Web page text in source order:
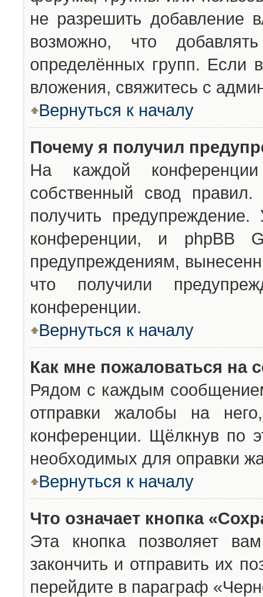
не разрешить добавление
возможно, что
определённых групп. Если
вложения, свяжитесь с
Вернуться к началу
Почему я получил
На каждой конференции
собственный свод
получить
конференции, и phpBB
предупреждениям,
что получили
конференции.
Вернуться к началу
Как мне пожаловаться на
Рядом с каждым
отправки жалобы на
конференции. Щёлкнув по
необходимых для оправки
Вернуться к началу
Что означает кнопка
Эта кнопка позволяет
закончить и отправить их
перейдите в параграф